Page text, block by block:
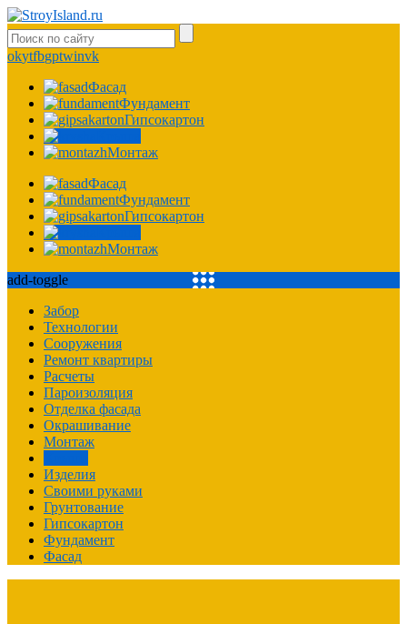
okytfbgptwinvk
Фасад
Фундамент
Гипсокартон
Монтаж
Фасад
Фундамент
Гипсокартон
Монтаж
add-toggle
Забор
Технологии
Сооружения
Ремонт квартиры
Расчеты
Пароизоляция
Отделка фасада
Окрашивание
Монтаж
Изделия
Своими руками
Грунтование
Гипсокартон
Фундамент
Фасад